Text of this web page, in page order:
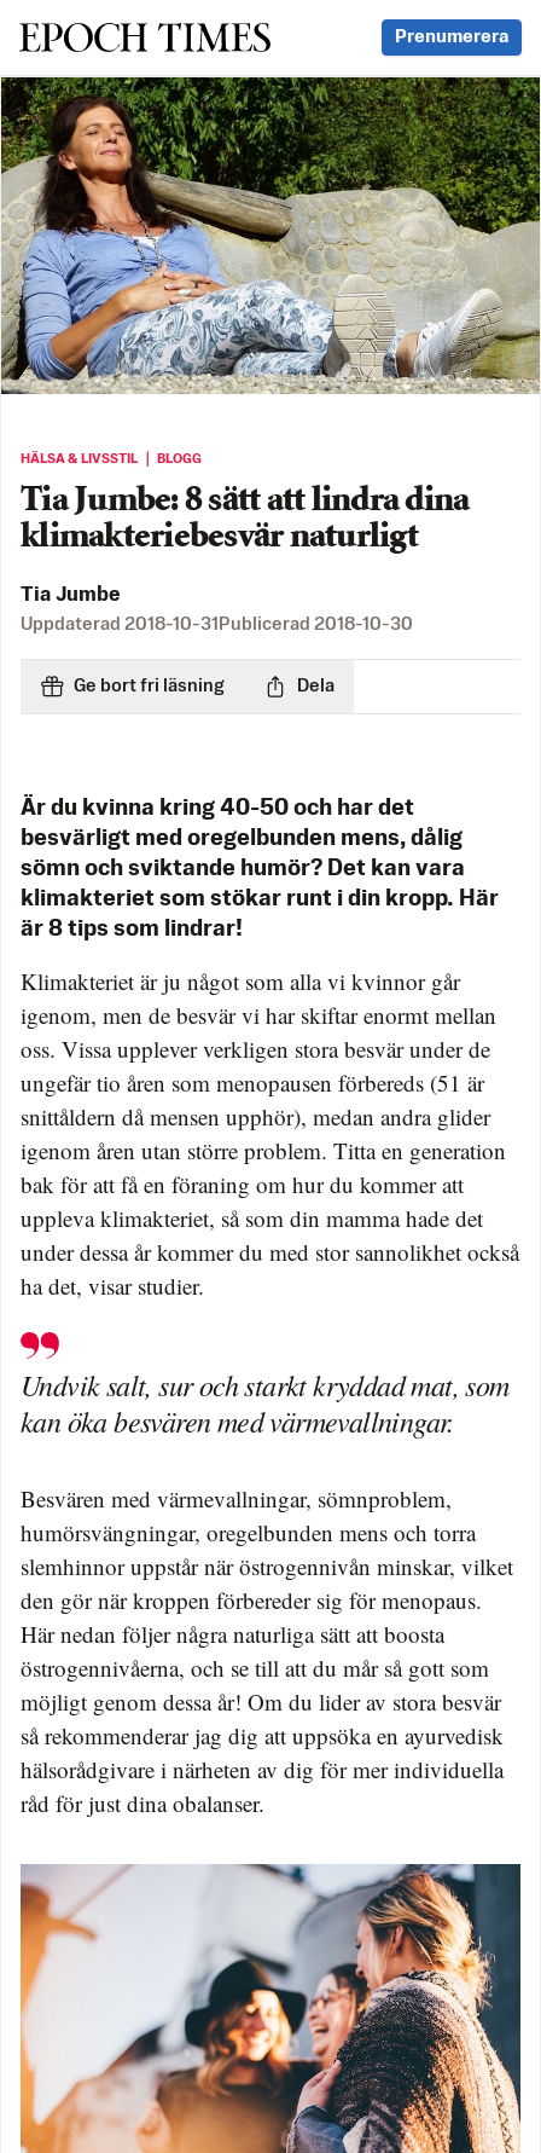
Svenska Epoch Times Prenumerera
HÄLSA & LIVSSTIL ｜ BLOGG
Tia Jumbe: 8 sätt att lindra dina
klimakteriebesvär naturligt
Tia Jumbe
Uppdaterad 2018-10-31 Publicerad 2018-10-30
Ge bort fri läsning Dela
Är du kvinna kring 40-50 och har det
besvärligt med oregelbunden mens, dålig
sömn och sviktande humör? Det kan vara
klimakteriet som stökar runt i din kropp. Här
är 8 tips som lindrar!
Klimakteriet är ju något som alla vi kvinnor går
igenom, men de besvär vi har skiftar enormt mellan
oss. Vissa upplever verkligen stora besvär under de
ungefär tio åren som menopausen förbereds (51 är
snittåldern då mensen upphör), medan andra glider
igenom åren utan större problem. Titta en generation
bak för att få en föraning om hur du kommer att
uppleva klimakteriet, så som din mamma hade det
under dessa år kommer du med stor sannolikhet också
ha det, visar studier.
Undvik salt, sur och starkt kryddad mat, som
kan öka besvären med värmevallningar.
Besvären med värmevallningar, sömnproblem,
humörsvängningar, oregelbunden mens och torra
slemhinnor uppstår när östrogennivån minskar, vilket
den gör när kroppen förbereder sig för menopaus.
Här nedan följer några naturliga sätt att boosta
östrogennivåerna, och se till att du mår så gott som
möjligt genom dessa år! Om du lider av stora besvär
så rekommenderar jag dig att uppsöka en ayurvedisk
hälsorådgivare i närheten av dig för mer individuella
råd för just dina obalanser.